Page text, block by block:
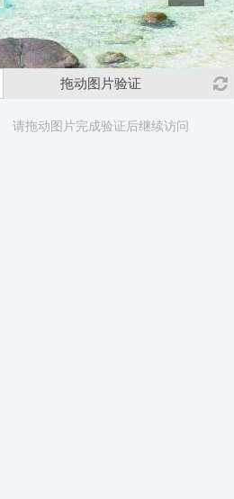
拖动图片验证
请拖动图片完成验证后继续访问